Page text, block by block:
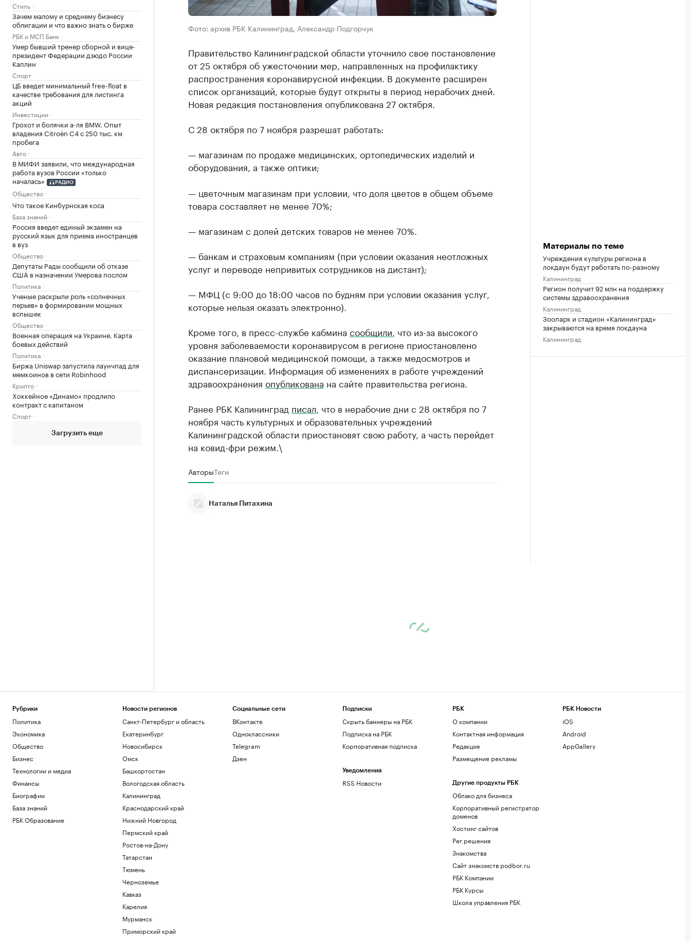
Стиль
Зачем малому и среднему бизнесу
облигации и что важно знать о бирже
РБК и МСП Банк
Умер бывший тренер сборной и вице-
президент Федерации дзюдо России
Каплин
Спорт
ЦБ введет минимальный free-float в
качестве требования для листинга
акций
Инвестиции
Грохот и болячки а-ля BMW. Опыт
владения Citroёn C4 с 250 тыс. км
пробега
Авто
В МИФИ заявили, что международная
работа вузов России «только
началась»
РАДИО
Общество
Что такое Кинбурнская коса
База знаний
Россия введет единый экзамен на
русский язык для приема иностранцев
в вуз
Общество
Депутаты Рады сообщили об отказе
США в назначении Умерова послом
Политика
Ученые раскрыли роль «солнечных
перьев» в формировании мощных
вспышек
Общество
Военная операция на Украине. Карта
боевых действий
Политика
Биржа Uniswap запустила лаунчпад для
мемкоинов в сети Robinhood
Крипто
Хоккейное «Динамо» продлило
контракт с капитаном
Спорт
Загрузить еще
Фото: архив РБК Калининград, Александр Подгорчук
Правительство Калининградской области уточнило свое постановление
от 25 октября об ужесточении мер, направленных на профилактику
распространения коронавирусной инфекции. В документе расширен
список организаций, которые будут открыты в период нерабочих дней.
Новая редакция постановления опубликована 27 октября.
С 28 октября по 7 ноября разрешат работать:
— магазинам по продаже медицинских, ортопедических изделий и
оборудования, а также оптики;
— цветочным магазинам при условии, что доля цветов в общем объеме
товара составляет не менее 70%;
— магазинам с долей детских товаров не менее 70%.
— банкам и страховым компаниям (при условии оказания неотложных
услуг и переводе непривитых сотрудников на дистант);
— МФЦ (с 9:00 до 18:00 часов по будням при условии оказания услуг,
которые нельзя оказать электронно).
Кроме того, в пресс-службе кабмина сообщили , что из-за высокого
уровня заболеваемости коронавирусом в регионе приостановлено
оказание плановой медицинской помощи, а также медосмотров и
диспансеризации. Информация об изменениях в работе учреждений
здравоохранения опубликована на сайте правительства региона.
Ранее РБК Калининград писал , что в нерабочие дни с 28 октября по 7
ноября часть культурных и образовательных учреждений
Калининградской области приостановят свою работу, а часть перейдет
на ковид-фри режим.\
АвторыТеги
Наталья Питахина
Материалы по теме
Учреждения культуры региона в
локдаун будут работать по-разному
Калининград
Регион получит 92 млн на поддержку
системы здравоохранения
Калининград
Зоопарк и стадион «Калининград»
закрываются на время локдауна
Калининград
Рубрики
Политика
Экономика
Общество
Бизнес
Технологии и медиа
Финансы
Биографии
База знаний
РБК Образование
Новости регионов
Санкт-Петербург и область
Екатеринбург
Новосибирск
Омск
Башкортостан
Вологодская область
Калининград
Краснодарский край
Нижний Новгород
Пермский край
Ростов-на-Дону
Татарстан
Тюмень
Черноземье
Кавказ
Карелия
Мурманск
Приморский край
Социальные сети
ВКонтакте
Одноклассники
Telegram
Дзен
Подписки
Скрыть баннеры на РБК
Подписка на РБК
Корпоративная подписка
Уведомления
RSS Новости
РБК
О компании
Контактная информация
Редакция
Размещение рекламы
Другие продукты РБК
Облако для бизнеса
Корпоративный регистратор
доменов
Хостинг сайтов
Рег.решения
Знакомства
Сайт знакомств podbor.ru
РБК Компании
РБК Курсы
Школа управления РБК
РБК Новости
iOS
Android
AppGallery